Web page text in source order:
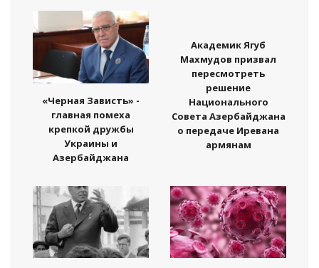
«Черная Зависть» -
главная помеха
крепкой дружбы
Украины и
Азербайджана
Академик Ягуб
Махмудов призвал
пересмотреть
решение
Национального
Совета Азербайджана
о передаче Иревана
армянам